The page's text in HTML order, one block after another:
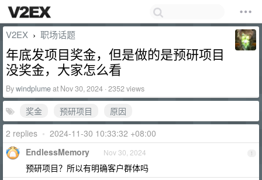
V2EX › 职场话题
年底发项目奖金，但是做的是预研项目
没奖金，大家怎么看
Bywindplumeat Nov 30, 2024 · 2352 views
奖金 预研项目
原因
2 replies • 2024-11-30 10:33:32 +08:00
1
EndlessMemory Nov 30, 2024
预研项目？所以有明确客户群体吗